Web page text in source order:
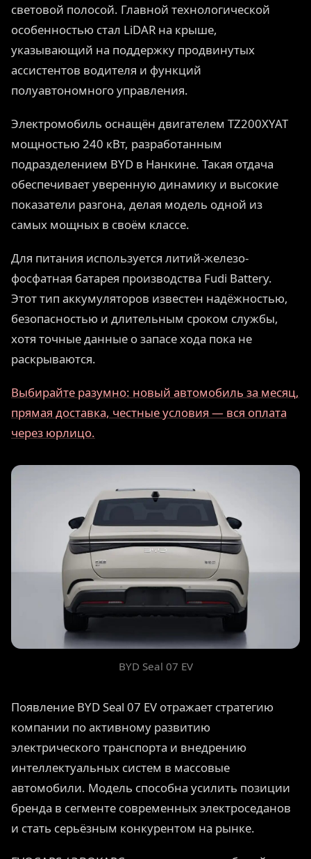
световой полосой. Главной технологической
особенностью стал LiDAR на крыше,
указывающий на поддержку продвинутых
ассистентов водителя и функций
полуавтономного управления.
Электромобиль оснащён двигателем TZ200XYAT
мощностью 240 кВт, разработанным
подразделением BYD в Нанкине. Такая отдача
обеспечивает уверенную динамику и высокие
показатели разгона, делая модель одной из
самых мощных в своём классе.
Для питания используется литий-железо-
фосфатная батарея производства Fudi Battery.
Этот тип аккумуляторов известен надёжностью,
безопасностью и длительным сроком службы,
хотя точные данные о запасе хода пока не
раскрываются.
Выбирайте разумно: новый автомобиль за месяц,
прямая доставка, честные условия — вся оплата
через юрлицо.
BYD Seal 07 EV
Появление BYD Seal 07 EV отражает стратегию
компании по активному развитию
электрического транспорта и внедрению
интеллектуальных систем в массовые
автомобили. Модель способна усилить позиции
бренда в сегменте современных электроседанов
и стать серьёзным конкурентом на рынке.